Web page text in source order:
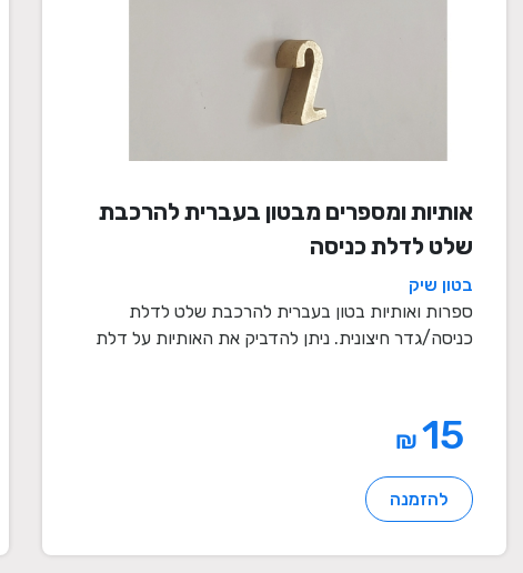
אותיות ומספרים מבטון בעברית להרכבת
שלט לדלת כניסה
בטון שיק
ספרות ואותיות בטון בעברית להרכבת שלט לדלת
כניסה/גדר חיצונית. ניתן להדביק את האותיות על דלת
₪
להזמנה